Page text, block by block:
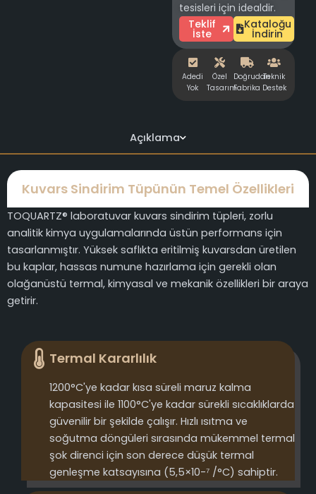
tesisleri için idealdir.
Teklif
İste
Kataloğu
İndirin
Adedi
Yok
Özel
Tasarım
Doğrudan
Fabrika
Teknik
Destek
Açıklama
Kuvars Sindirim Tüpünün Temel Özellikleri
TOQUARTZ® laboratuvar kuvars sindirim tüpleri, zorlu
analitik kimya uygulamalarında üstün performans için
tasarlanmıştır. Yüksek saflıkta eritilmiş kuvarsdan üretilen
bu kaplar, hassas numune hazırlama için gerekli olan
olağanüstü termal, kimyasal ve mekanik özellikleri bir araya
getirir.
Termal Kararlılık
1200°C'ye kadar kısa süreli maruz kalma
kapasitesi ile 1100°C'ye kadar sürekli sıcaklıklarda
güvenilir bir şekilde çalışır. Hızlı ısıtma ve
soğutma döngüleri sırasında mükemmel termal
şok direnci için son derece düşük termal
genleşme katsayısına (5,5×10-⁷ /°C) sahiptir.